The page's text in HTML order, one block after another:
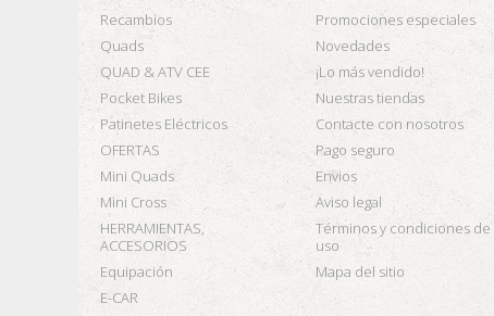
Recambios
Quads
QUAD & ATV CEE
Pocket Bikes
Patinetes Eléctricos
OFERTAS
Mini Quads
Mini Cross
HERRAMIENTAS,
ACCESORIOS
Equipación
E-CAR
Promociones especiales
Novedades
¡Lo más vendido!
Nuestras tiendas
Contacte con nosotros
Pago seguro
Envios
Aviso legal
Términos y condiciones de
uso
Mapa del sitio